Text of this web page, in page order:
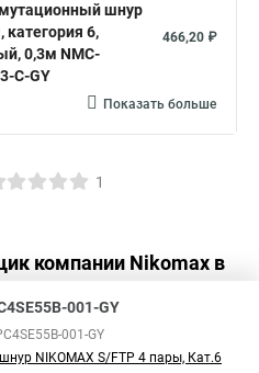
шнур
категория 6,
0,3м NMC-
C-GY
466,20 ₽
Показать больше
1
компании Nikomax в
001-GY
001-GY
NIKOMAX S/FTP 4 пары, Кат.6